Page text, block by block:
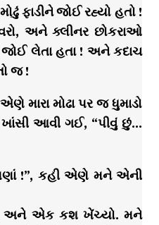
ફાડીને જોઈ રહ્યો હતો !
અને ક્લીનર છોકરાઓ
લેતા હતા ! અને કદાચ
જ !
મારા મોઢા પર જ ધુમાડો
આવી ગઈ, “પીવું છું…
!”, કહી એણે મને એની
અને એક કશ ખેંચ્યો. મને